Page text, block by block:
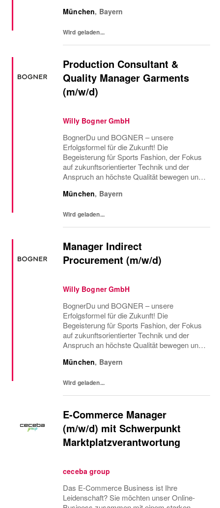
Bestes zu geben. Und wir wollen noch
München, Bayern
Wird geladen...
Production Consultant &
Quality Manager Garments
(m/w/d)
Willy Bogner GmbH
BognerDu und BOGNER – unsere
Erfolgsformel für die Zukunft! Die
Begeisterung für Sports Fashion, der Fokus
auf zukunftsorientierter Technik und der
Anspruch an höchste Qualität bewegen uns
Bestes zu geben. Und wir wollen noch
München, Bayern
Wird geladen...
Manager Indirect
Procurement (m/w/d)
Willy Bogner GmbH
BognerDu und BOGNER – unsere
Erfolgsformel für die Zukunft! Die
Begeisterung für Sports Fashion, der Fokus
auf zukunftsorientierter Technik und der
Anspruch an höchste Qualität bewegen uns
Bestes zu geben. Und wir wollen noch
München, Bayern
Wird geladen...
E-Commerce Manager
(m/w/d) mit Schwerpunkt
Marktplatzverantwortung
ceceba group
Das E-Commerce Business ist Ihre
Leidenschaft? Sie möchten unser Online-